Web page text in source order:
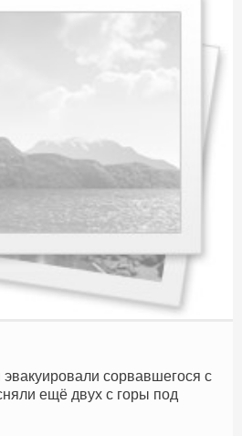
сорвавшегося с
ещё двух с горы под